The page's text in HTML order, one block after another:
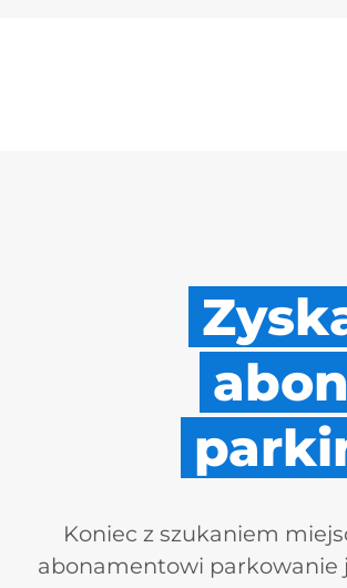
Koniec z szukaniem
abonamentowi parkowanie